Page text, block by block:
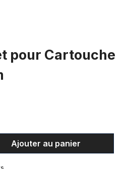
pour Cartouche
: Entrez la
Ajouter au panier